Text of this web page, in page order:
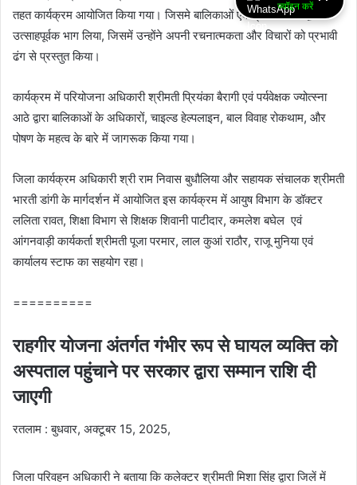
तहत कार्यक्रम आयोजित किया गया। जिसमे बालिकाओं एवं ग्राम वासियो द्वारा
उत्साहपूर्वक भाग लिया, जिसमें उन्होंने अपनी रचनात्मकता और विचारों को प्रभावी
ढंग से प्रस्तुत किया।
कार्यक्रम में परियोजना अधिकारी श्रीमती प्रियंका बैरागी एवं पर्यवेक्षक ज्योत्स्ना
आठे द्वारा बालिकाओं के अधिकारों, चाइल्ड हेल्पलाइन, बाल विवाह रोकथाम, और
पोषण के महत्व के बारे में जागरूक किया गया।
जिला कार्यक्रम अधिकारी श्री राम निवास बुधौलिया और सहायक संचालक श्रीमती
भारती डांगी के मार्गदर्शन में आयोजित इस कार्यक्रम में आयुष विभाग के डॉक्टर
ललिता रावत, शिक्षा विभाग से शिक्षक शिवानी पाटीदार, कमलेश बघेल एवं
आंगनवाड़ी कार्यकर्ता श्रीमती पूजा परमार, लाल कुआं राठौर, राजू मुनिया एवं
कार्यालय स्टाफ का सहयोग रहा।
==========
राहगीर योजना अंतर्गत गंभीर रूप से घायल व्यक्ति को
अस्पताल पहुंचाने पर सरकार द्वारा सम्मान राशि दी
जाएगी
रतलाम : बुधवार, अक्टूबर 15, 2025,
जिला परिवहन अधिकारी ने बताया कि कलेक्टर श्रीमती मिशा सिंह द्वारा जिलें में
ज्वॉइन करें